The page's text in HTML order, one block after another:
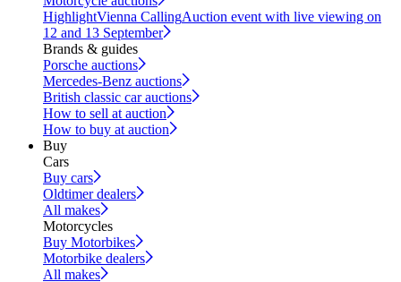
HighlightVienna CallingAuction event with live viewing on
12 and 13 September
Brands & guides
Porsche auctions
Mercedes-Benz auctions
British classic car auctions
How to sell at auction
How to buy at auction
Buy
Cars
Buy cars
Oldtimer dealers
All makes
Motorcycles
Buy Motorbikes
Motorbike dealers
All makes